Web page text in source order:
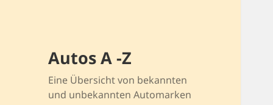
Autos A -Z
Eine Übersicht von bekannten
und unbekannten Automarken